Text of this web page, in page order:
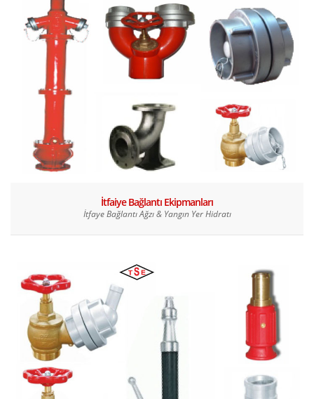
İtfaiye Bağlantı Ekipmanları
İtfaye Bağlantı Ağzı & Yangın Yer Hidratı